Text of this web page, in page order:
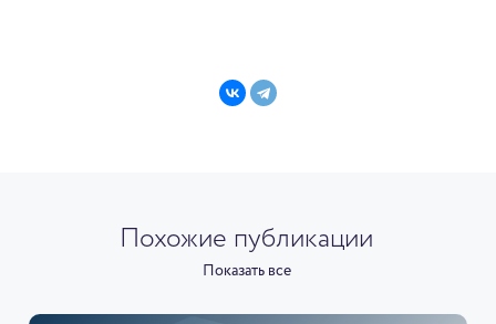
Похожие публикации
Показать все